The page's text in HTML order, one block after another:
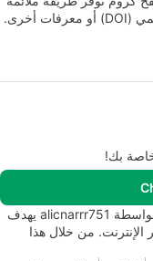
للبحث في ساي هاب باستخدام رقم التعريف الرقمي (DOI) أو معرفات أخرى.
بك!
كيسايول هو امتداد مجاني لـ Chrome تم تطويره بواسطة alicnarrr751 يهدف
من خلال هذا